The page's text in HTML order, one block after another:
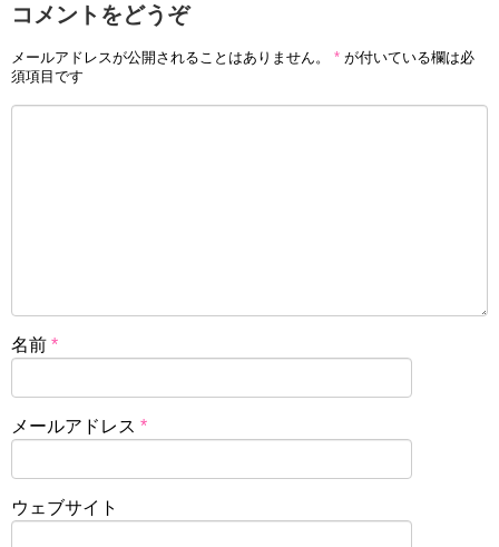
コメントをどうぞ
メールアドレスが公開されることはありません。 * が付いている欄は必
須項目です
名前 *
メールアドレス *
ウェブサイト